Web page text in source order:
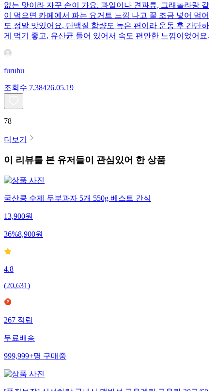
없는 맛이라 자꾸 손이 가요. 과일이나 견과류, 그래놀라랑 같
이 먹으면 카페에서 파는 요거트 느낌 나고 꿀 조금 넣어 먹어
도 정말 맛있어요. 단백질 함량도 높은 편이라 운동 후 간단하
게 먹기 좋고, 유산균 들어 있어서 속도 편안한 느낌이었어요.
furuhu
조회수 7,38426.05.19
78
더보기
이 리뷰를 본 유저들이 관심있어 한 상품
국산콩 수제 두부과자 5개 550g 베스트 간식
13,900원
36%8,900원
4.8
(20,631)
267 적립
무료배송
999,999+명 구매중